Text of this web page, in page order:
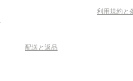
利用規約と
配送と返品